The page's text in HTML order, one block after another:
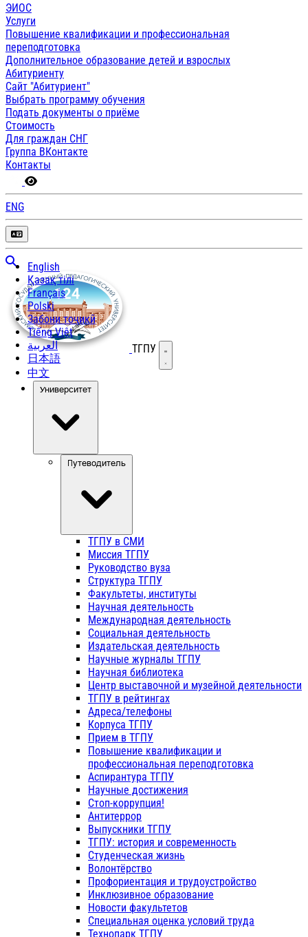
ЭИОС
Услуги
Повышение квалификации и профессиональная
переподготовка
Дополнительное образование детей и взрослых
Абитуриенту
Сайт "Абитуриент"
Выбрать программу обучения
Подать документы о приёме
Стоимость
Для граждан СНГ
Группа ВКонтакте
Контакты
ENG
English
Қазақ тілі
Français
Polski
Забони тоҷикӣ
Tiếng Việt
العربية
日本語
中文
ТГПУ Открыть меню
Университет
Путеводитель
ТГПУ в СМИ
Миссия ТГПУ
Руководство вуза
Структура ТГПУ
Факультеты, институты
Научная деятельность
Международная деятельность
Социальная деятельность
Издательская деятельность
Научные журналы ТГПУ
Научная библиотека
Центр выставочной и музейной деятельности
ТГПУ в рейтингах
Адреса/телефоны
Корпуса ТГПУ
Прием в ТГПУ
Повышение квалификации и
профессиональная переподготовка
Аспирантура ТГПУ
Научные достижения
Стоп-коррупция!
Антитеррор
Выпускники ТГПУ
ТГПУ: история и современность
Студенческая жизнь
Волонтёрство
Профориентация и трудоустройство
Инклюзивное образование
Новости факультетов
Специальная оценка условий труда
Технопарк ТГПУ